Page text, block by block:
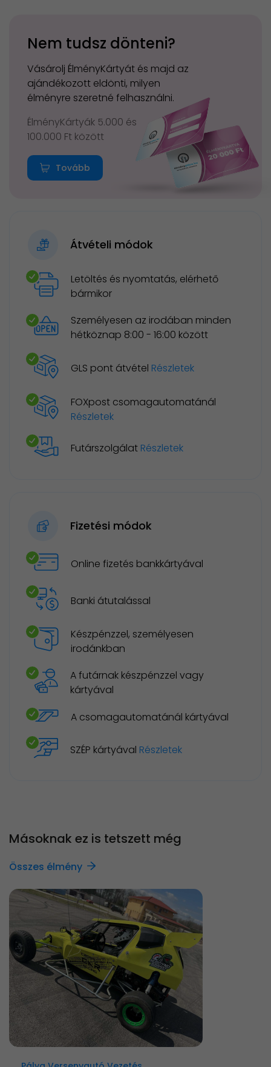
Nem tudsz dönteni?
Vásárolj ÉlményKártyát és majd az
ajándékozott eldönti, milyen
élményre szeretné felhasználni.
ÉlményKártyák 5.000 és
100.000 Ft között
Tovább
Átvételi módok
Letöltés és nyomtatás, elérhető
bármikor
Személyesen az irodában minden
hétköznap 8:00 - 16:00 között
GLS pont átvétel Részletek
FOXpost csomagautomatánál
Részletek
Futárszolgálat Részletek
Fizetési módok
Online fizetés bankkártyával
Banki átutalással
Készpénzzel, személyesen
irodánkban
A futárnak készpénzzel vagy
kártyával
A csomagautomatánál kártyával
SZÉP kártyával Részletek
Másoknak ez is tetszett még
Összes élmény